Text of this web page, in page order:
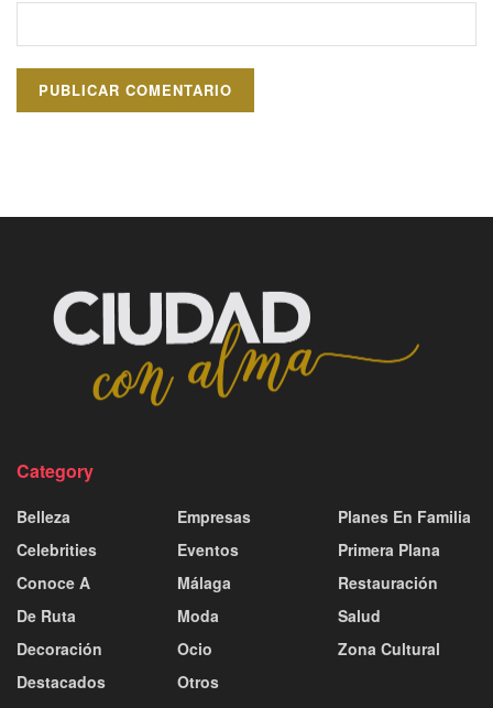
Category
Belleza
Celebrities
Conoce A
De Ruta
Decoración
Destacados
Empresas
Eventos
Málaga
Moda
Ocio
Otros
Planes En Familia
Primera Plana
Restauración
Salud
Zona Cultural